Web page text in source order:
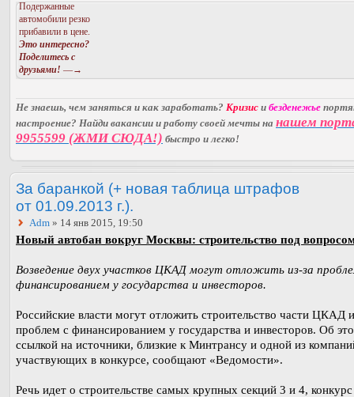
Подержанные
автомобили резко
прибавили в цене.
Это интересно?
Поделитесь с
друзьями! —→
Не знаешь, чем заняться и как заработать? Кризис и безденежье
настроение? Найди вакансии и работу своей мечты на нашем
9955599 (ЖМИ СЮДА!) быстро и легко!
За баранкой (+ новая таблица штрафов
от 01.09.2013 г.).
Adm » 14 янв 2015, 19:50
Новый автобан вокруг Москвы: строительство под
Возведение двух участков ЦКАД могут отложить из-за
финансированием у государства и инвесторов.
Российские власти могут отложить строительство части ЦКАД
проблем с финансированием у государства и инвесторов. Об
ссылкой на источники, близкие к Минтрансу и одной из
участвующих в конкурсе, сообщают «Ведомости».
Речь идет о строительстве самых крупных секций 3 и 4,